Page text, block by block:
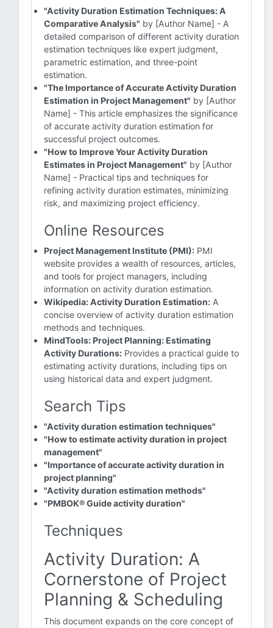
"Activity Duration Estimation Techniques: A
Comparative Analysis" by [Author Name] - A
detailed comparison of different activity duration
estimation techniques like expert judgment,
parametric estimation, and three-point
estimation.
"The Importance of Accurate Activity Duration
Estimation in Project Management" by [Author
Name] - This article emphasizes the significance
of accurate activity duration estimation for
successful project outcomes.
"How to Improve Your Activity Duration
Estimates in Project Management" by [Author
Name] - Practical tips and techniques for
refining activity duration estimates, minimizing
risk, and maximizing project efficiency.
Online Resources
Project Management Institute (PMI): PMI
website provides a wealth of resources, articles,
and tools for project managers, including
information on activity duration estimation.
Wikipedia: Activity Duration Estimation: A
concise overview of activity duration estimation
methods and techniques.
MindTools: Project Planning: Estimating
Activity Durations: Provides a practical guide to
estimating activity durations, including tips on
using historical data and expert judgment.
Search Tips
"Activity duration estimation techniques"
"How to estimate activity duration in project
management"
"Importance of accurate activity duration in
project planning"
"Activity duration estimation methods"
"PMBOK® Guide activity duration"
Techniques
Activity Duration: A
Cornerstone of Project
Planning & Scheduling
This document expands on the core concept of